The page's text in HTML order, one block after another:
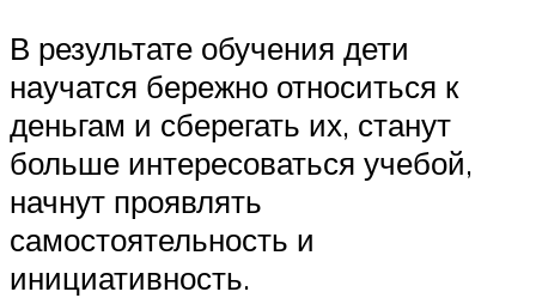
В результате обучения дети
научатся бережно относиться к
деньгам и сберегать их, станут
больше интересоваться учебой,
начнут проявлять
самостоятельность и
инициативность.